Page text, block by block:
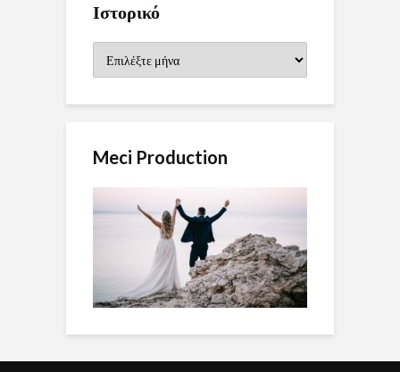
Ιστορικό
Meci Production